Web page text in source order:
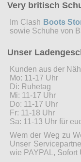
Very britisch
Im Clash Boots
sowie Schuhe von
Unser
Kunden aus der
Mo: 11-17 Uhr
Di: Ruhetag
Mi: 11-17 Uhr
Do: 11-17 Uhr
Fr: 11-18 Uhr
Sa: 11-13 Uhr für
Wem der Weg zu
Unser
wie PAYPAL,